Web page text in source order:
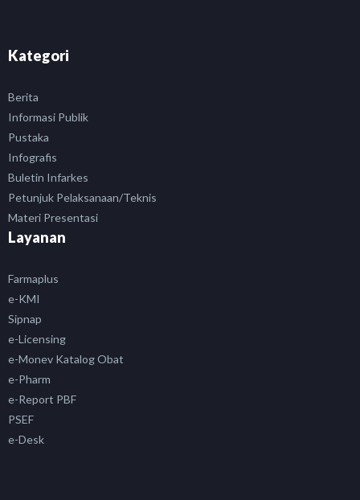
Kategori
Berita
Informasi Publik
Pustaka
Infografis
Buletin Infarkes
Petunjuk Pelaksanaan/Teknis
Materi Presentasi
Layanan
Farmaplus
e-KMI
Sipnap
e-Licensing
e-Monev Katalog Obat
e-Pharm
e-Report PBF
PSEF
e-Desk